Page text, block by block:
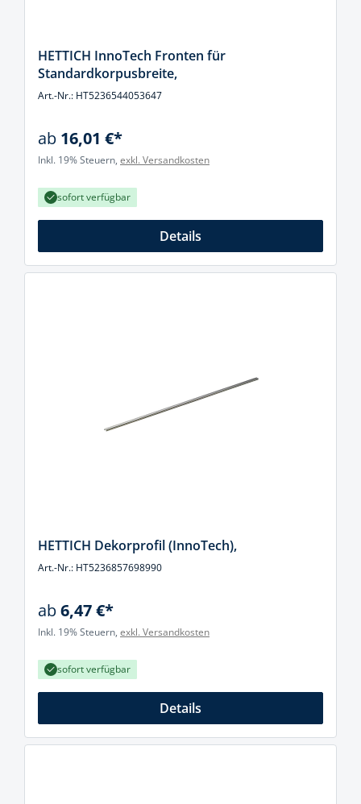
HETTICH InnoTech Fronten für
Standardkorpusbreite,
Art.-Nr.: HT5236544053647
ab 16,01 €*
Inkl. 19% Steuern, exkl. Versandkosten
sofort verfügbar
Details
HETTICH Dekorprofil (InnoTech),
Art.-Nr.: HT5236857698990
ab6,47 €*
Inkl. 19% Steuern, exkl. Versandkosten
sofort verfügbar
Details